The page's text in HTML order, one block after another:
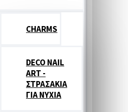
CHARMS
DECO NAIL
ART -
ΣΤΡΑΣΑΚΙΑ
ΓΙΑ ΝΥΧΙΑ